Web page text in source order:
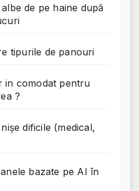
de pe haine după
tipurile de panouri
in comodat pentru
?
dificile (medical,
bazate pe AI în